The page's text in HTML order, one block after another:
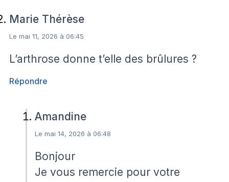
Marie Thérèse
Le mai 11, 2026 à 06:45
L’arthrose donne t’elle des brûlures ?
Répondre
Amandine
Le mai 14, 2026 à 06:48
Bonjour
Je vous remercie pour votre